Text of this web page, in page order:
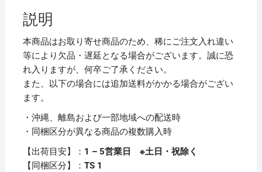
ぐ
い
す
ナ-3408V
冊
（100
枚）
【×5
セ
ッ
説明
本商品はお取り寄せ商品のため、稀にご注文入れ違い
等により欠品・遅延となる場合がございます。誠に恐
れ入りますが、何卒ご了承ください。
また、以下の場合には追加送料がかかる場合がござい
ます。
・沖縄、離島および一部地域への配送時
・同梱区分が異なる商品の複数購入時
【出荷目安】： 1 – 5営業日 ※土日・祝除く
【同梱区分】： TS 1